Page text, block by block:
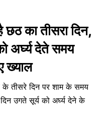
का तीसरा दिन,
अर्घ्य देते समय
ख्याल
तीसरे दिन पर शाम के समय
उगते सूर्य को अर्घ्य देने के